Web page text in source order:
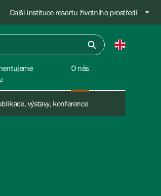
Další instituce resortu životního prostředí
O nás
výstavy, konference